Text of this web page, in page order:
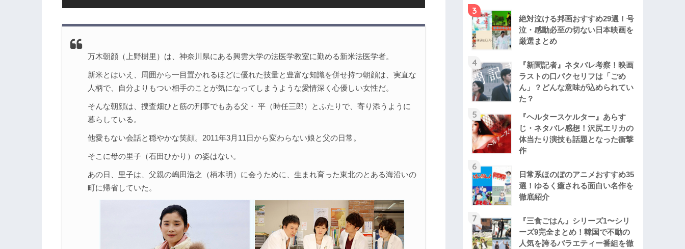
万木朝顔（上野樹里）は、神奈川県にある興雲大学の法医学教室に勤める新米法医学者。
新米とはいえ、周囲から一目置かれるほどに優れた技量と豊富な知識を併せ持つ朝顔は、実直な
人柄で、自分よりもつい相手のことが気になってしまうような愛情深く心優しい女性だ。
そんな朝顔は、捜査畑ひと筋の刑事でもある父・ 平（時任三郎）とふたりで、寄り添うように
暮らしている。
他愛もない会話と穏やかな笑顔。2011年3月11日から変わらない娘と父の日常。
そこに母の里子（石田ひかり）の姿はない。
あの日、里子は、父親の嶋田浩之（柄本明）に会うために、生まれ育った東北のとある海沿いの
町に帰省していた。
3
絶対泣ける邦画おすすめ29選！号
泣・感動必至の切ない日本映画を
厳選まとめ
4
『新聞記者』ネタバレ考察！映画
ラストの口パクセリフは「ごめ
ん」？どんな意味が込められてい
た？
5
『ヘルタースケルター』あらす
じ・ネタバレ感想！沢尻エリカの
体当たり演技も話題となった衝撃
作
6
日常系ほのぼのアニメおすすめ35
選！ゆるく癒される面白い名作を
徹底紹介
7
『三食ごはん』シリーズ1〜シリ
ーズ9完全まとめ！韓国で不動の
人気を誇るバラエティー番組を徹